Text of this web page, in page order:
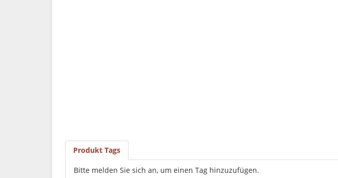
Produkt Tags
Bitte melden Sie sich an, um einen Tag hinzuzufügen.